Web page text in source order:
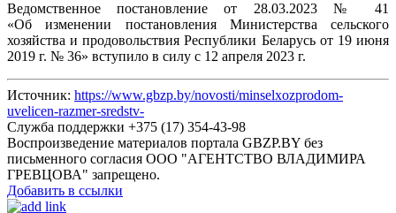
Ведомственное постановление от 28.03.2023 № 41
«Об изменении постановления Министерства сельского
хозяйства и продовольствия Республики Беларусь от 19 июня
2019 г. № 36» вступило в силу с 12 апреля 2023 г.
Источник: https://www.gbzp.by/novosti/minselxozprodom-
uvelicen-razmer-sredstv-
Служба поддержки +375 (17) 354-43-98
Воспроизведение материалов портала GBZP.BY без
письменного согласия OOO "АГЕНТСТВО ВЛАДИМИРА
ГРЕВЦОВА" запрещено.
Добавить в ссылки